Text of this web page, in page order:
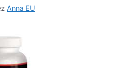
Anna EU